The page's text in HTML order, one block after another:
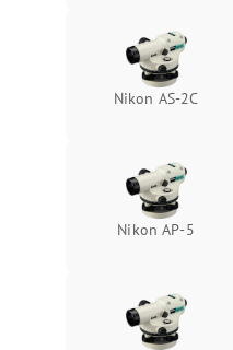
Nikon AS-2C
Nikon AP-5